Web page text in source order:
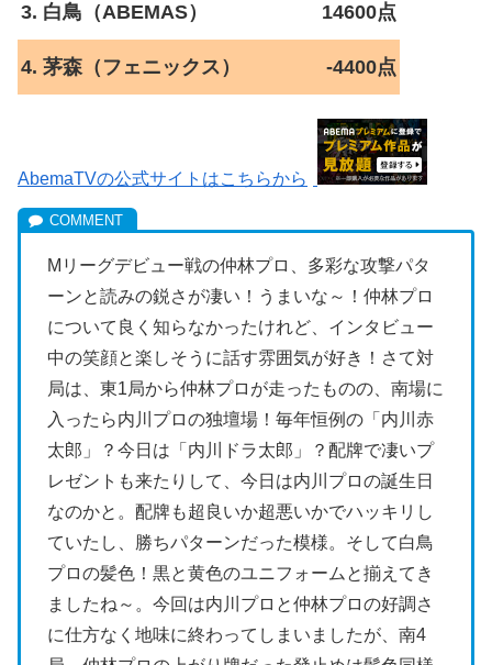
3. 白鳥（ABEMAS） 14600点
4. 茅森（フェニックス） -4400点
AbemaTVの公式サイトはこちらから
Mリーグデビュー戦の仲林プロ、多彩な攻撃パタ
ーンと読みの鋭さが凄い！うまいな～！仲林プロ
について良く知らなかったけれど、インタビュー
中の笑顔と楽しそうに話す雰囲気が好き！さて対
局は、東1局から仲林プロが走ったものの、南場に
入ったら内川プロの独壇場！毎年恒例の「内川赤
太郎」？今日は「内川ドラ太郎」？配牌で凄いプ
レゼントも来たりして、今日は内川プロの誕生日
なのかと。配牌も超良いか超悪いかでハッキリし
ていたし、勝ちパターンだった模様。そして白鳥
プロの髪色！黒と黄色のユニフォームと揃えてき
ましたね～。今回は内川プロと仲林プロの好調さ
に仕方なく地味に終わってしまいましたが、南4